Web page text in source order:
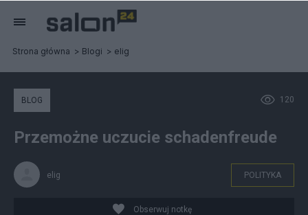
Strona główna Blogi elig
120
BLOG
Przemożne uczucie schadenfreude
elig POLITYKA
Obserwuj notkę